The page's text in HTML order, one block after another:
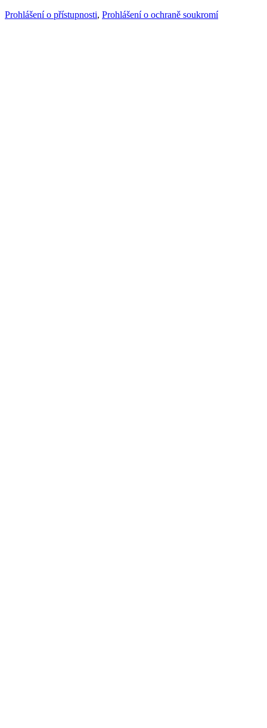
Prohlášení o přístupnosti, Prohlášení o ochraně soukromí